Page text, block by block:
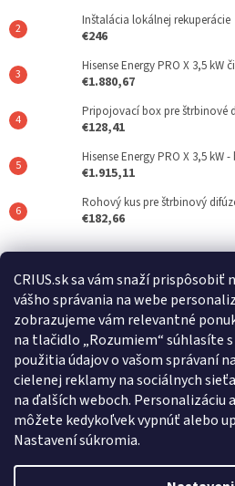
CRIUS.sk sa vám snaží prispôsobiť
vášho správania na webe
zobrazujeme vám relevantné
na tlačidlo „Rozumiem“ súhlasíte
použitia údajov o vašom správaní
cielenej reklamy na sociálnych
na ďalších weboch. Personalizáciu
môžete kedykoľvek vypnúť alebo
Nastavení súkromia.
Inštalácia lokálnej rekuperácie
€246
Hisense Energy PRO X 3,5 kW
€1.880,67
Pripojovací box pre štrbinové
€128,41
Hisense Energy PRO X 3,5 kW -
€1.915,11
Rohový kus pre štrbinový
€182,66
Posledné hodnotenie
REFLAIR 320 Standard
Hodnotenie produktu je 5 z
|
Crius.sk